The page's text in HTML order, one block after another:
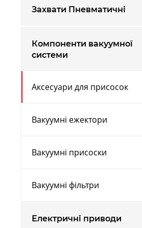
Захвати Пневматичні
Компоненти вакуумної
системи
Аксесуари для присосок
Вакуумні ежектори
Вакуумні присоски
Вакуумні фільтри
Електричні приводи